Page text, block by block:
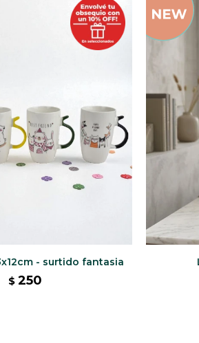
- surtido fantasia
$ 250